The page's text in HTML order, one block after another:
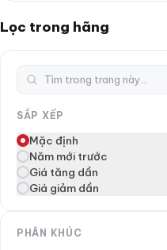
Lọc trong hãng
SẮP XẾP
Mặc định
Năm mới trước
Giá tăng dần
Giá giảm dần
PHÂN KHÚC